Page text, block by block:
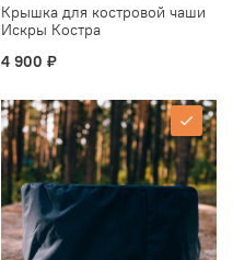
Крышка для костровой чаши
Искры Костра
4 900 ₽